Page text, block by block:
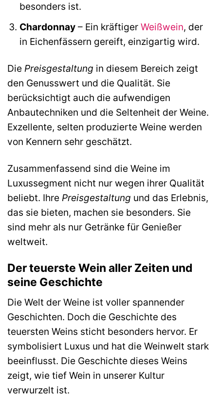
besonders ist.
Chardonnay– Ein kräftiger Weißwein, der
in Eichenfässern gereift, einzigartig wird.
Die Preisgestaltung in diesem Bereich zeigt
den Genusswert und die Qualität. Sie
berücksichtigt auch die aufwendigen
Anbautechniken und die Seltenheit der Weine.
Exzellente, selten produzierte Weine werden
von Kennern sehr geschätzt.
Zusammenfassend sind die Weine im
Luxussegment nicht nur wegen ihrer Qualität
beliebt. Ihre Preisgestaltung und das Erlebnis,
das sie bieten, machen sie besonders. Sie
sind mehr als nur Getränke für Genießer
weltweit.
Der teuerste Wein aller Zeiten und
seine Geschichte
Die Welt der Weine ist voller spannender
Geschichten. Doch die Geschichte des
teuersten Weins sticht besonders hervor. Er
symbolisiert Luxus und hat die Weinwelt stark
beeinflusst. Die Geschichte dieses Weins
zeigt, wie tief Wein in unserer Kultur
verwurzelt ist.